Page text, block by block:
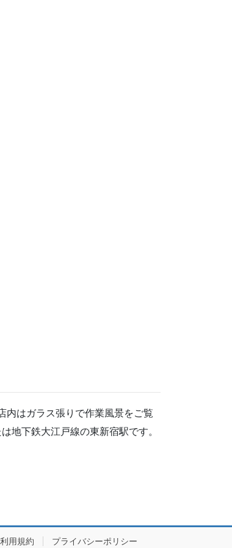
内はガラス張りで作業風景をご覧
地下鉄大江戸線の東新宿駅です。
利用規約 プライバシーポリシー